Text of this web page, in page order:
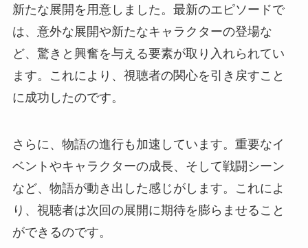
新たな展開を用意しました。最新のエピソードで
は、意外な展開や新たなキャラクターの登場な
ど、驚きと興奮を与える要素が取り入れられてい
ます。これにより、視聴者の関心を引き戻すこと
に成功したのです。
さらに、物語の進行も加速しています。重要なイ
ベントやキャラクターの成長、そして戦闘シーン
など、物語が動き出した感じがします。これによ
り、視聴者は次回の展開に期待を膨らませること
ができるのです。